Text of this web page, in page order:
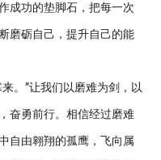
成功的垫脚石，把每一次
磨砺自己，提升自己的能
。”让我们以磨难为剑，以
奋勇前行。相信经过磨难
自由翱翔的孤鹰，飞向属